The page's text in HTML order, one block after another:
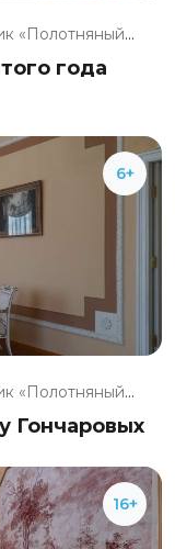
Музей-заповедник «Полотняный З...
года
6+
Музей-заповедник «Полотняный З...
Гончаровых
16+